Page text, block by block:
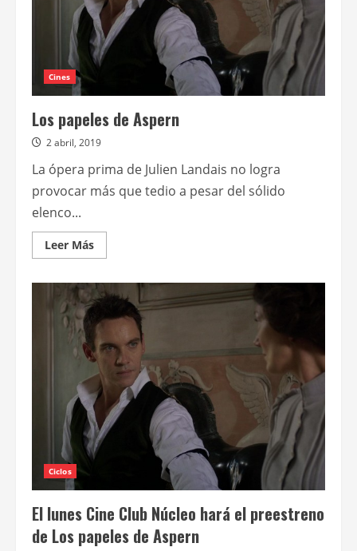
Cines
Los papeles de Aspern
2 abril, 2019
La ópera prima de Julien Landais no logra
provocar más que tedio a pesar del sólido
elenco...
Leer MásLeer
más
Los
papeles
Aspern
Ciclos
El lunes Cine Club Núcleo hará el preestreno
de Los papeles de Aspern